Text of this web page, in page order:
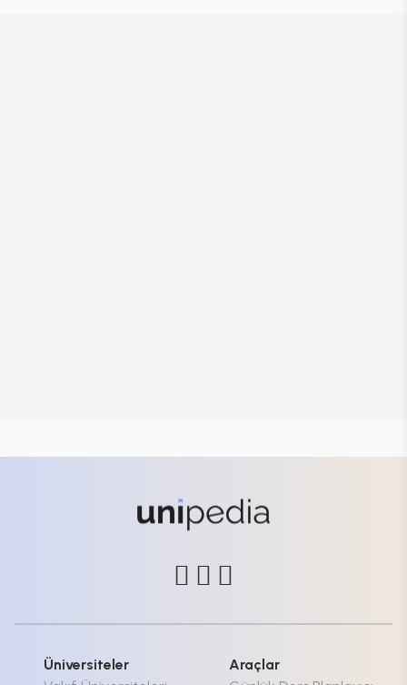
Üniversiteler
Araçlar